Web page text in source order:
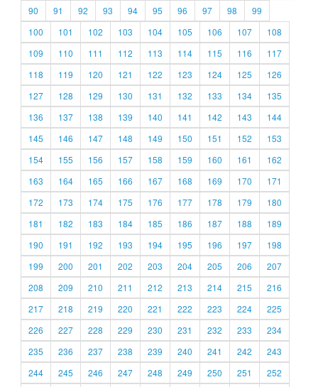
90
91 92 93 94 95 96 97 98
99
100
101 102 103 104 105 106 107
108
109
110 111 112 113 114 115 116
117
118
119 120 121 122 123 124 125
126
127
128 129 130 131 132 133 134
135
136
137 138 139 140 141 142 143
144
145
146 147 148 149 150 151 152
153
154
155 156 157 158 159 160 161
162
163
164 165 166 167 168 169 170
171
172
173 174 175 176 177 178 179
180
181
182 183 184 185 186 187 188
189
190
191 192 193 194 195 196 197
198
199
200 201 202 203 204 205 206
207
208
209 210 211 212 213 214 215
216
217
218 219 220 221 222 223 224
225
226
227 228 229 230 231 232 233
234
235
236 237 238 239 240 241 242
243
244
245 246 247 248 249 250 251 252